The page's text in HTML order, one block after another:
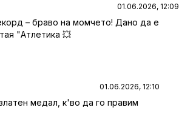
01.06.2026, 12:09
– браво на момчето! Дано да е
"Атлетика 💥
01.06.2026, 12:10
медал, к'во да го правим